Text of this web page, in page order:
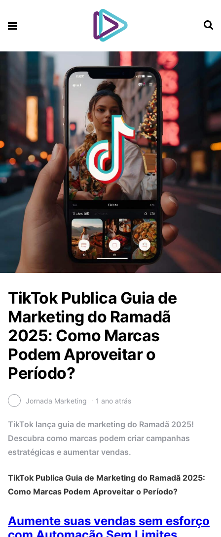
TikTok Publica Guia de
Marketing do Ramadã
2025: Como Marcas
Podem Aproveitar o
Período?
Jornada Marketing 1 ano atrás
TikTok lança guia de marketing do Ramadã 2025!
Descubra como marcas podem criar campanhas
estratégicas e aumentar vendas.
TikTok Publica Guia de Marketing do Ramadã 2025:
Como Marcas Podem Aproveitar o Período?
Aumente suas vendas sem esforço